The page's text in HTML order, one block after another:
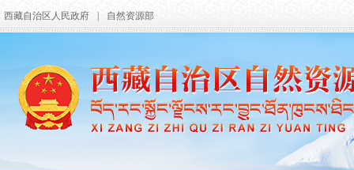
西藏自治区人民政府 自然资源部